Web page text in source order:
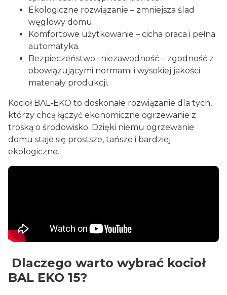
Ekologiczne rozwiązanie – zmniejsza ślad
węglowy domu.
Komfortowe użytkowanie – cicha praca i pełna
automatyka.
Bezpieczeństwo i niezawodność – zgodność z
obowiązującymi normami i wysokiej jakości
materiały produkcji.
Kocioł BAL-EKO to doskonałe rozwiązanie dla tych,
którzy chcą łączyć ekonomiczne ogrzewanie z
troską o środowisko. Dzięki niemu ogrzewanie
domu staje się prostsze, tańsze i bardziej
ekologiczne.
Dlaczego warto wybrać kocioł
BAL EKO 15?